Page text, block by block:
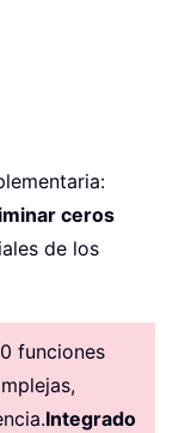
ceros
de los
funciones
Integrado